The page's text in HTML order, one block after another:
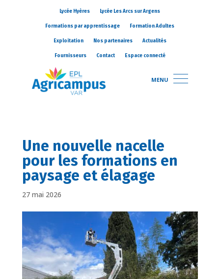
Lycée Hyères Lycée Les Arcs sur Argens
Formations par apprentissage Formation Adultes
Exploitation Nos partenaires Actualités
Fournisseurs Contact Espace connecté
MENU
Une nouvelle nacelle
pour les formations en
paysage et élagage
27 mai 2026